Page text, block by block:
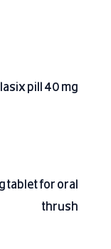
lasix pill 40 mg
tablet for oral
thrush